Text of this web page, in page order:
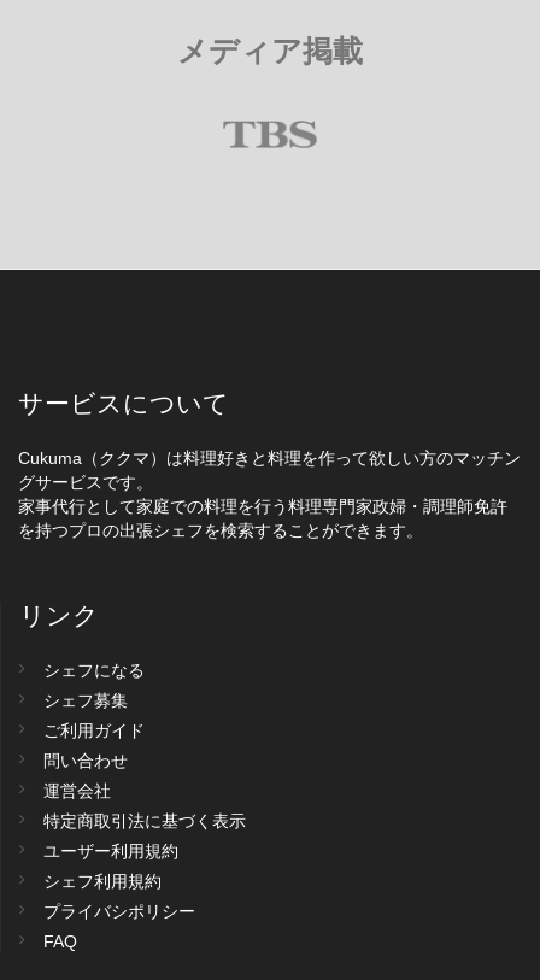
メディア掲載
サービスについて
Cukuma（ククマ）は料理好きと料理を作って欲しい方のマッチン
グサービスです。
家事代行として家庭での料理を行う料理専門家政婦・調理師免許
を持つプロの出張シェフを検索することができます。
リンク
シェフになる
シェフ募集
ご利用ガイド
問い合わせ
運営会社
特定商取引法に基づく表示
ユーザー利用規約
シェフ利用規約
プライバシポリシー
FAQ